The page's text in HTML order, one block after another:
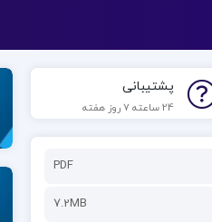
پشتیبانی
24 ساعته 7 روز هفته
PDF
7.2MB